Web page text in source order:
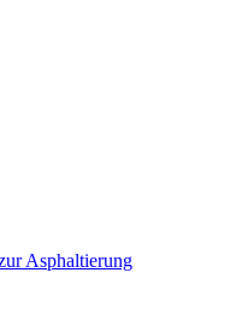
Asphaltierung